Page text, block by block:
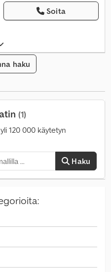
Soita
haku
(1)
120 000 käytetyn
Haku